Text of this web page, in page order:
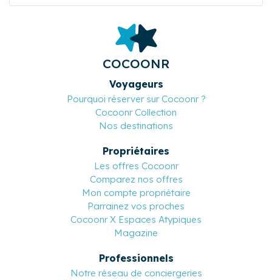
COCOONR
Voyageurs
Pourquoi réserver sur Cocoonr ?
Cocoonr Collection
Nos destinations
Propriétaires
Les offres Cocoonr
Comparez nos offres
Mon compte propriétaire
Parrainez vos proches
Cocoonr X Espaces Atypiques
Magazine
Professionnels
Notre réseau de conciergeries